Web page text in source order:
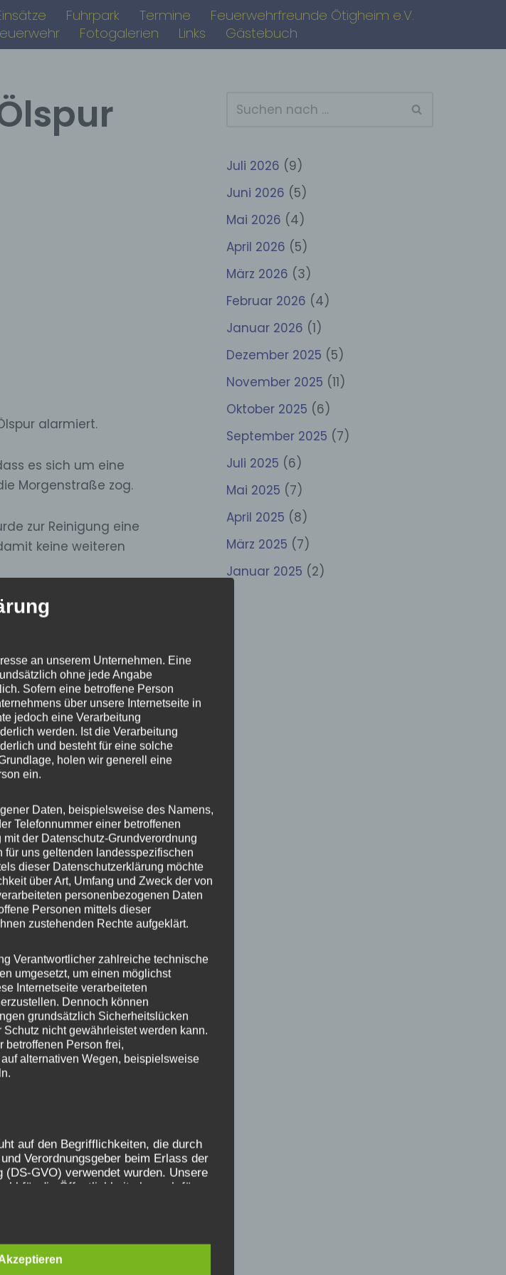
Fuhrpark Termine
Feuerwehrfreunde Ötigheim e.V.
Fotogalerien Links Gästebuch
alarmiert.
es sich um eine
Morgenstraße zog.
zur Reinigung eine
keine weiteren
Juli 2026 (9)
Juni 2026 (5)
Mai 2026 (4)
April 2026 (5)
März 2026 (3)
Februar 2026 (4)
Januar 2026 (1)
Dezember 2025 (5)
November 2025 (11)
Oktober 2025 (6)
September 2025 (7)
Juli 2025 (6)
Mai 2025 (7)
April 2025 (8)
März 2025 (7)
Januar 2025 (2)
an unserem Unternehmen. Eine
ohne jede Angabe
Sofern eine betroffene Person
über unsere Internetseite in
jedoch eine Verarbeitung
werden. Ist die Verarbeitung
und besteht für eine solche
holen wir generell eine
ein.
Daten, beispielsweise des Namens,
Telefonnummer einer betroffenen
der Datenschutz-Grundverordnung
für uns geltenden landesspezifischen
dieser Datenschutzerklärung möchte
über Art, Umfang und Zweck der von
personenbezogenen Daten
Personen mittels dieser
zustehenden Rechte aufgeklärt.
Verantwortlicher zahlreiche technische
umgesetzt, um einen möglichst
Internetseite verarbeiteten
Dennoch können
grundsätzlich Sicherheitslücken
nicht gewährleistet werden kann.
betroffenen Person frei,
alternativen Wegen, beispielsweise
auf den Begrifflichkeiten, die durch
Verordnungsgeber beim Erlass der
(DS-GVO) verwendet wurden. Unsere
für die Öffentlichkeit als auch für
möchten wir vorab die verwendeten
unter anderem die